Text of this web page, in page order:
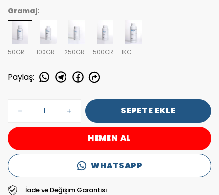
Gramaj:
50GR 100GR 250GR 500GR 1KG
Paylaş:
SEPETE EKLE
HEMEN AL
WHATSAPP
İade ve Değişim Garantisi